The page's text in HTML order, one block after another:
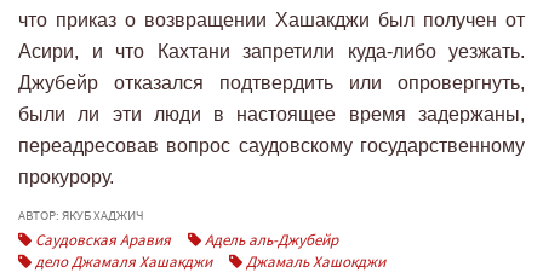
что приказ о возвращении Хашакджи был получен от
Асири, и что Кахтани запретили куда-либо уезжать.
Джубейр отказался подтвердить или опровергнуть,
были ли эти люди в настоящее время задержаны,
переадресовав вопрос саудовскому государственному
прокурору.
АВТОР: ЯКУБ ХАДЖИЧ
Саудовская Аравия
Адель аль-Джубейр
дело Джамаля Хашакджи
Джамаль Хашокджи